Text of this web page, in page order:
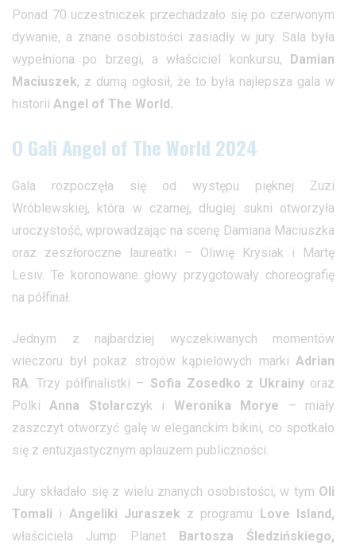
Ponad 70 uczestniczek przechadzało się po czerwonym
dywanie, a znane osobistości zasiadły w jury. Sala była
wypełniona po brzegi, a właściciel konkursu, Damian
Maciuszek, z dumą ogłosił, że to była najlepsza gala w
historii Angel of The World.
O Gali Angel of The World 2024
Gala rozpoczęła się od występu pięknej Zuzi
Wróblewskiej, która w czarnej, długiej sukni otworzyła
uroczystość, wprowadzając na scenę Damiana Maciuszka
oraz zeszłoroczne laureatki – Oliwię Krysiak i Martę
Lesiv. Te koronowane głowy przygotowały choreografię
na półfinał.
Jednym z najbardziej wyczekiwanych momentów
wieczoru był pokaz strojów kąpielowych marki Adrian
RA. Trzy półfinalistki – Sofia Zosedko z Ukrainyoraz
PolkiAnna Stolarczyk i Weronika Morye – miały
zaszczyt otworzyć galę w eleganckim bikini, co spotkało
się z entuzjastycznym aplauzem publiczności.
Jury składało się z wielu znanych osobistości, w tym Oli
Tomali i Angeliki Juraszekz programu Love Island,
właściciela Jump PlanetBartosza Śledzińskiego,